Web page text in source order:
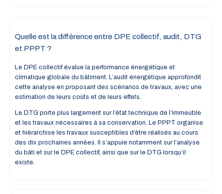
Quelle est la différence entre DPE collectif, audit, DTG
et PPPT ?
Le DPE collectif évalue la performance énergétique et
climatique globale du bâtiment. L’audit énergétique approfondit
cette analyse en proposant des scénarios de travaux, avec une
estimation de leurs coûts et de leurs effets.
Le DTG porte plus largement sur l’état technique de l’immeuble
et les travaux nécessaires à sa conservation. Le PPPT organise
et hiérarchise les travaux susceptibles d’être réalisés au cours
des dix prochaines années. Il s’appuie notamment sur l’analyse
du bâti et sur le DPE collectif, ainsi que sur le DTG lorsqu’il
existe.